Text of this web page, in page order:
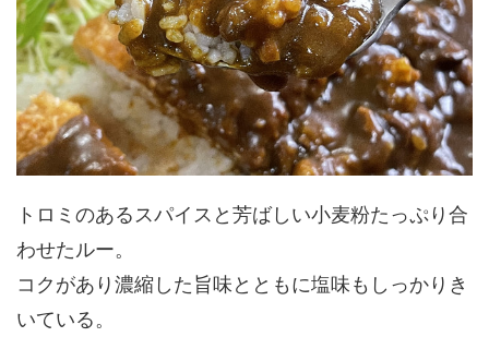
トロミのあるスパイスと芳ばしい小麦粉たっぷり合
わせたルー。
コクがあり濃縮した旨味とともに塩味もしっかりき
いている。